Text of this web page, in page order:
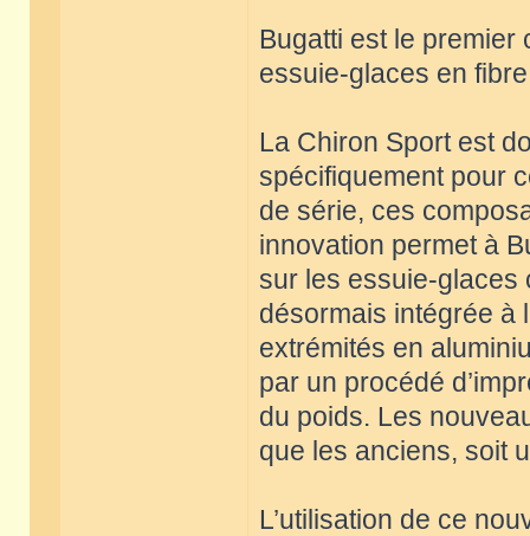
Bugatti est le
essuie-glaces en
La Chiron Sport est
spécifiquement pour
de série, ces
innovation permet à
sur les essuie-glaces
désormais intégrée à
extrémités en
par un procédé
du poids. Les
que les anciens, soit
L’utilisation de ce